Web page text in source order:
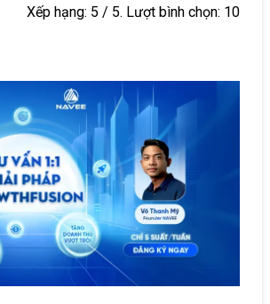
Xếp hạng: 5 / 5. Lượt bình chọn: 10